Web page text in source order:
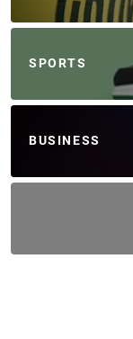
SPORTS
BUSINESS